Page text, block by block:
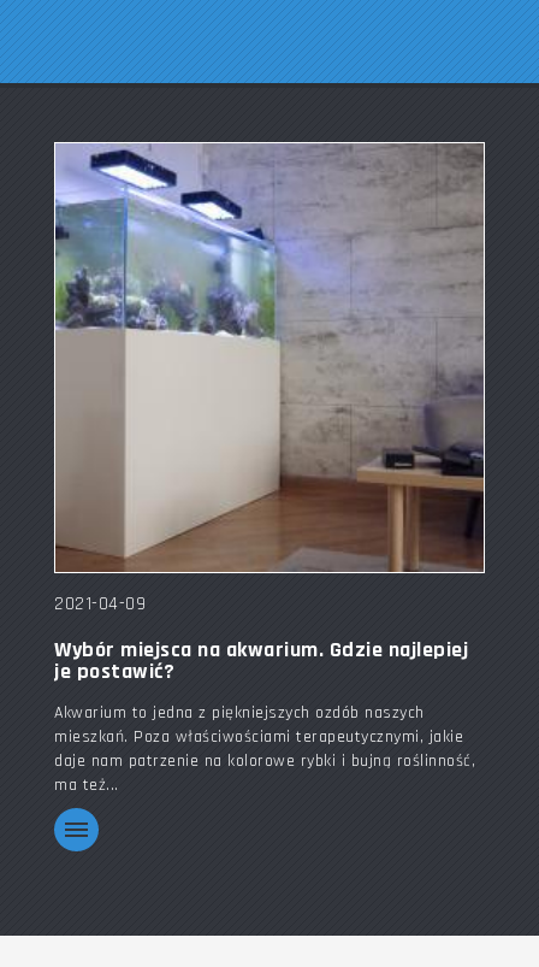
2021-04-09
Wybór miejsca na akwarium. Gdzie najlepiej
je postawić?
Akwarium to jedna z piękniejszych ozdób naszych
mieszkań. Poza właściwościami terapeutycznymi, jakie
daje nam patrzenie na kolorowe rybki i bujną roślinność,
ma też...